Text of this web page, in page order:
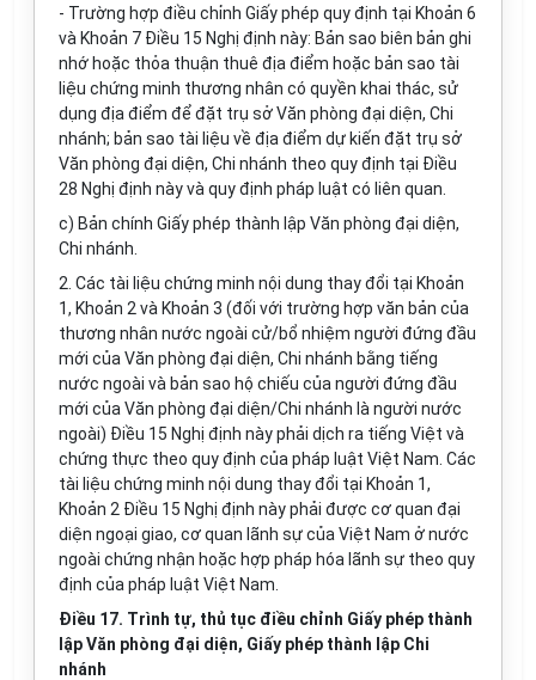
- Trường hợp điều chỉnh Giấy phép quy định tại Khoản 6
và Khoản 7 Điều 15 Nghị định này: Bản sao biên bản ghi
nhớ hoặc thỏa thuận thuê địa điểm hoặc bản sao tài
liệu chứng minh thương nhân có quyền khai thác, sử
dụng địa điểm để đặt trụ sở Văn phòng đại diện, Chi
nhánh; bản sao tài liệu về địa điểm dự kiến đặt trụ sở
Văn phòng đại diện, Chi nhánh theo quy định tại Điều
28 Nghị định này và quy định pháp luật có liên quan.
c) Bản chính Giấy phép thành lập Văn phòng đại diện,
Chi nhánh.
2. Các tài liệu chứng minh nội dung thay đổi tại Khoản
1, Khoản 2 và Khoản 3 (đối với trường hợp văn bản của
thương nhân nước ngoài cử/bổ nhiệm người đứng đầu
mới của Văn phòng đại diện, Chi nhánh bằng tiếng
nước ngoài và bản sao hộ chiếu của người đứng đầu
mới của Văn phòng đại diện/Chi nhánh là người nước
ngoài) Điều 15 Nghị định này phải dịch ra tiếng Việt và
chứng thực theo quy định của pháp luật Việt Nam. Các
tài liệu chứng minh nội dung thay đổi tại Khoản 1,
Khoản 2 Điều 15 Nghị định này phải được cơ quan đại
diện ngoại giao, cơ quan lãnh sự của Việt Nam ở nước
ngoài chứng nhận hoặc hợp pháp hóa lãnh sự theo quy
định của pháp luật Việt Nam.
Điều 17. Trình tự, thủ tục điều chỉnh Giấy phép thành
lập Văn phòng đại diện, Giấy phép thành lập Chi
nhánh